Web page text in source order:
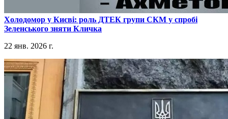
​Холодомор у Києві: роль ДТЕК групи СКМ у спробі
Зеленського зняти Кличка
22 янв. 2026 г.